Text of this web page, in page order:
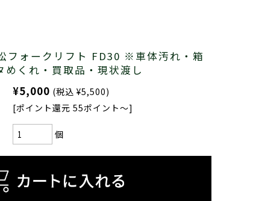
ォークリフト FD30 ※車体汚れ・箱
くれ・買取品・現状渡し
¥5,000 (税込 ¥5,500)
[ポイント還元 55ポイント～]
個